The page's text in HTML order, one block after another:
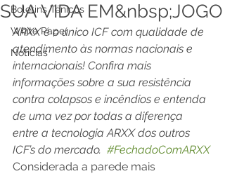
Boletins Ténicos
White Paper
Notícias
SUA VIDA EM&nbsp;JOGO
ARXX é o único ICF com qualidade de
atendimento às normas nacionais e
internacionais! Confira mais
informações sobre a sua resistência
contra colapsos e incêndios e entenda
de uma vez por todas a diferença
entre a tecnologia ARXX dos outros
ICF’s do mercado. #FechadoComARXX
Considerada a parede mais